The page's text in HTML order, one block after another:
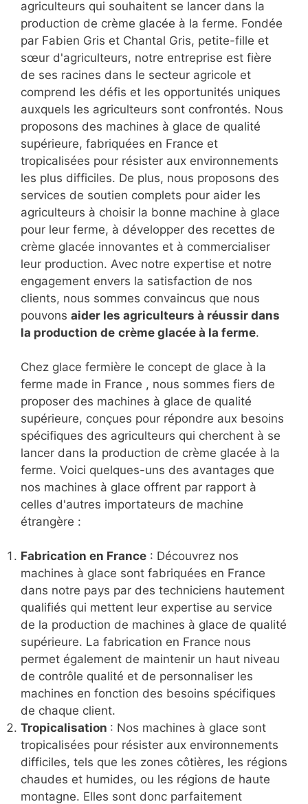
agriculteurs qui souhaitent se lancer dans la
production de crème glacée à la ferme. Fondée
par Fabien Gris et Chantal Gris, petite-fille et
sœur d'agriculteurs, notre entreprise est fière
de ses racines dans le secteur agricole et
comprend les défis et les opportunités uniques
auxquels les agriculteurs sont confrontés. Nous
proposons des machines à glace de qualité
supérieure, fabriquées en France et
tropicalisées pour résister aux environnements
les plus difficiles. De plus, nous proposons des
services de soutien complets pour aider les
agriculteurs à choisir la bonne machine à glace
pour leur ferme, à développer des recettes de
crème glacée innovantes et à commercialiser
leur production. Avec notre expertise et notre
engagement envers la satisfaction de nos
clients, nous sommes convaincus que nous
pouvons aider les agriculteurs à réussir dans
la production de crème glacée à la ferme.
Chez glace fermière le concept de glace à la
ferme made in France , nous sommes fiers de
proposer des machines à glace de qualité
supérieure, conçues pour répondre aux besoins
spécifiques des agriculteurs qui cherchent à se
lancer dans la production de crème glacée à la
ferme. Voici quelques-uns des avantages que
nos machines à glace offrent par rapport à
celles d'autres importateurs de machine
étrangère :
Fabrication en France : Découvrez nos
machines à glace sont fabriquées en France
dans notre pays par des techniciens hautement
qualifiés qui mettent leur expertise au service
de la production de machines à glace de qualité
supérieure. La fabrication en France nous
permet également de maintenir un haut niveau
de contrôle qualité et de personnaliser les
machines en fonction des besoins spécifiques
de chaque client.
Tropicalisation : Nos machines à glace sont
tropicalisées pour résister aux environnements
difficiles, tels que les zones côtières, les régions
chaudes et humides, ou les régions de haute
montagne. Elles sont donc parfaitement